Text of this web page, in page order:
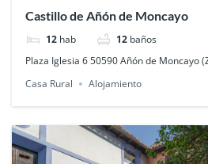
Castillo de Añón de Moncayo
12 hab 12 baños
Plaza Iglesia 6 50590 Añón de Moncayo
Casa Rural
Alojamiento